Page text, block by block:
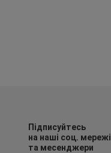
Підписуйтесь
на наші соц. мережі
та месенджери